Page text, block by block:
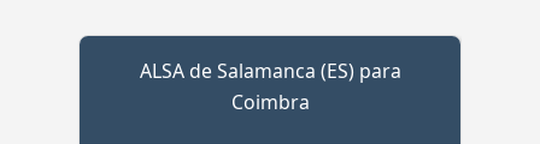
ALSA de Salamanca (ES) para
Coimbra